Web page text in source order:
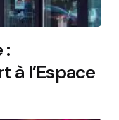
:
à l’Espace